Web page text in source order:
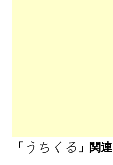
「 うちくる 」関連